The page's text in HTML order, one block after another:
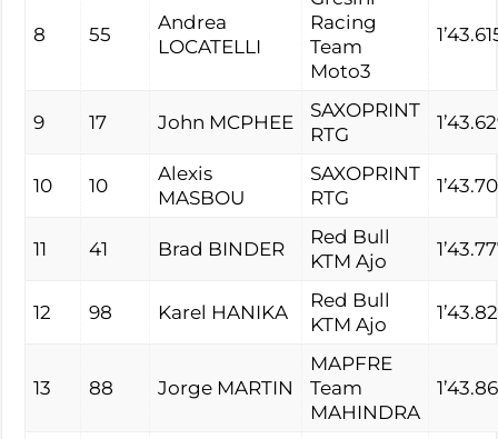
8 55
Andrea
LOCATELLI
Racing
Team
Moto3
9 17 John MCPHEE
SAXOPRINT
RTG
10 10
Alexis
MASBOU
SAXOPRINT
RTG
11 41 Brad BINDER
Red Bull
KTM Ajo
12 98 Karel HANIKA
Red Bull
KTM Ajo
13 88 Jorge MARTIN
MAPFRE
Team
MAHINDRA